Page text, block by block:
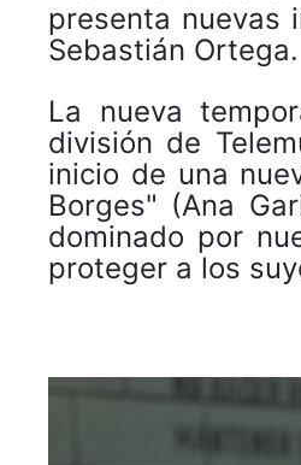
presenta nuevas
Sebastián Ortega.
La nueva
división de
inicio de una
Borges" (Ana
dominado por
proteger a los